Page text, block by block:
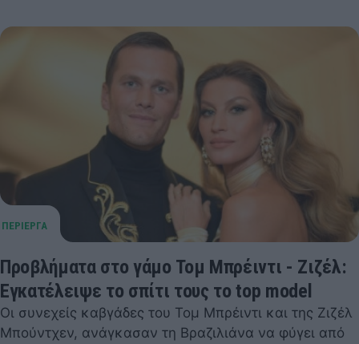
Προβλήματα στο γάμο Τομ Μπρέιντι - Ζιζέλ:
Εγκατέλειψε το σπίτι τους το top model
Oι συνεχείς καβγάδες του Τομ Μπρέιντι και της Ζιζέλ
Μπούντχεν, ανάγκασαν τη Βραζιλιάνα να φύγει από